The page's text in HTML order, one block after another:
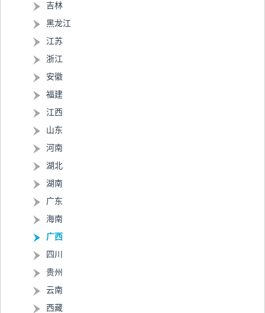
吉林
黑龙江
江苏
浙江
安徽
福建
江西
山东
河南
湖北
湖南
广东
海南
广西
四川
贵州
云南
西藏